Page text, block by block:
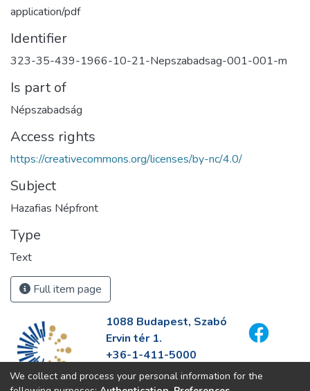
application/pdf
Identifier
323-35-439-1966-10-21-Nepszabadsag-001-001-m
Is part of
Népszabadság
Access rights
https://creativecommons.org/licenses/by-nc/4.0/
Subject
Hazafias Népfront
Type
Text
Full item page
1088 Budapest, Szabó
Ervin tér 1.
+36-1-411-5000
info@fszek.hu
We collect and process your personal information for the